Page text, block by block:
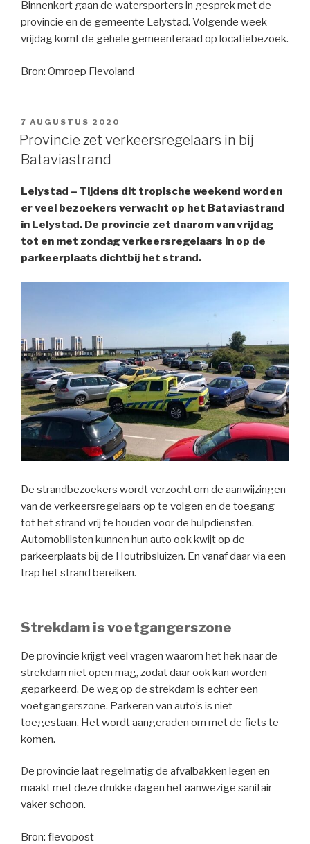
Binnenkort gaan de watersporters in gesprek met de
provincie en de gemeente Lelystad. Volgende week
vrijdag komt de gehele gemeenteraad op locatiebezoek.
Bron: Omroep Flevoland
GEPLAATST
OP
7 AUGUSTUS 2020
Provincie zet verkeersregelaars in bij
Bataviastrand
Lelystad – Tijdens dit tropische weekend worden
er veel bezoekers verwacht op het Bataviastrand
in Lelystad. De provincie zet daarom van vrijdag
tot en met zondag verkeersregelaars in op de
parkeerplaats dichtbij het strand.
De strandbezoekers wordt verzocht om de aanwijzingen
van de verkeersregelaars op te volgen en de toegang
tot het strand vrij te houden voor de hulpdiensten.
Automobilisten kunnen hun auto ook kwijt op de
parkeerplaats bij de Houtribsluizen. En vanaf daar via een
trap het strand bereiken.
Strekdam is voetgangerszone
De provincie krijgt veel vragen waarom het hek naar de
strekdam niet open mag, zodat daar ook kan worden
geparkeerd. De weg op de strekdam is echter een
voetgangerszone. Parkeren van auto’s is niet
toegestaan. Het wordt aangeraden om met de fiets te
komen.
De provincie laat regelmatig de afvalbakken legen en
maakt met deze drukke dagen het aanwezige sanitair
vaker schoon.
Bron: flevopost